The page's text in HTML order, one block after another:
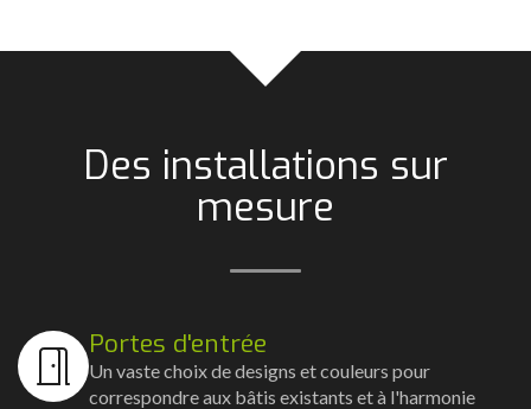
Des installations sur
mesure
Portes d'entrée
Un vaste choix de designs et couleurs pour
correspondre aux bâtis existants et à l'harmonie